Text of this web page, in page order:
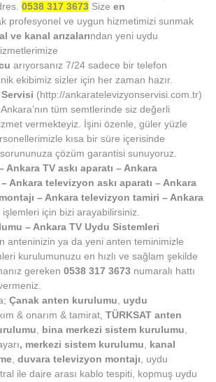
0538 317 3673 Size en
profesyonel ve uygun hizmetimizi sunmak
ve kanal arızalarından yeni uydu
arıyorsanız 7/24 sadece bir telefon
ekibimiz sizler için her zaman hazır.
Servisi (http://ankaratelevizyonservisi.com.tr)
tüm semtlerinde siz değerli
vermekteyiz. İşini özenle, güler yüzle
kısa bir süre içerisinde
çözüm garantisi sunuyoruz.
Ankara TV askı aparatı – Ankara
Ankara televizyon askı aparatı – Ankara
– Ankara televizyon tamiri – Ankara
işlemleri için bizi arayabilirsiniz.
– Ankara TV Uydu Sistemleri
anteninizin ya da yeni anten teminimizle
kurulumunuzu en hızlı ve sağlam şekilde
gereken 0538 317 3673 numaralı hattı
Çanak anten kurulumu, uydu
& onarım & tamirat, TÜRKSAT anten
, bina merkezi sistem kurulumu,
, merkezi sistem kurulumu, kanal
, duvara televizyon montajı, uydu
ile daire arası kablo tespiti, kopmuş uydu